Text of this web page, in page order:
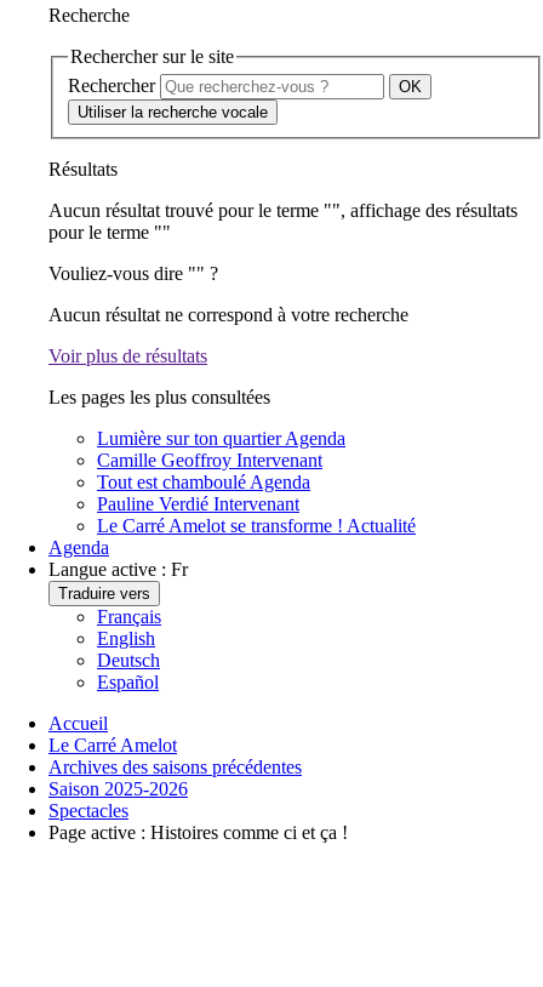
Recherche
Rechercher sur le site
Rechercher
Utiliser la recherche vocale
Résultats
Aucun résultat trouvé pour le terme "", affichage des résultats
pour le terme ""
Vouliez-vous dire "" ?
Aucun résultat ne correspond à votre recherche
Voir plus de résultats
Les pages les plus consultées
Lumière sur ton quartier Agenda
Camille Geoffroy Intervenant
Tout est chamboulé Agenda
Pauline Verdié Intervenant
Le Carré Amelot se transforme ! Actualité
Agenda
Langue active : Fr
Traduire vers
Français
English
Deutsch
Español
Accueil
Le Carré Amelot
Archives des saisons précédentes
Saison 2025-2026
Spectacles
Page active : Histoires comme ci et ça !